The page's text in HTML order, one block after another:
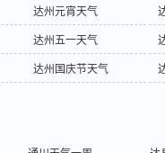
达州元宵天气
达州五一天气
达州国庆节天气